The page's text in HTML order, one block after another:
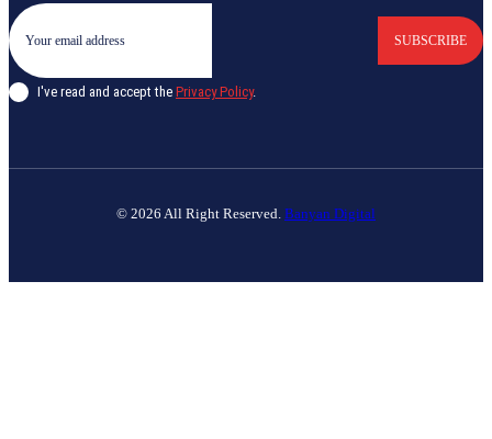
SUBSCRIBE
I've read and accept the Privacy Policy.
© 2026 All Right Reserved. Banyan Digital